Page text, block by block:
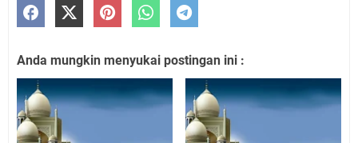
Anda mungkin menyukai postingan ini :